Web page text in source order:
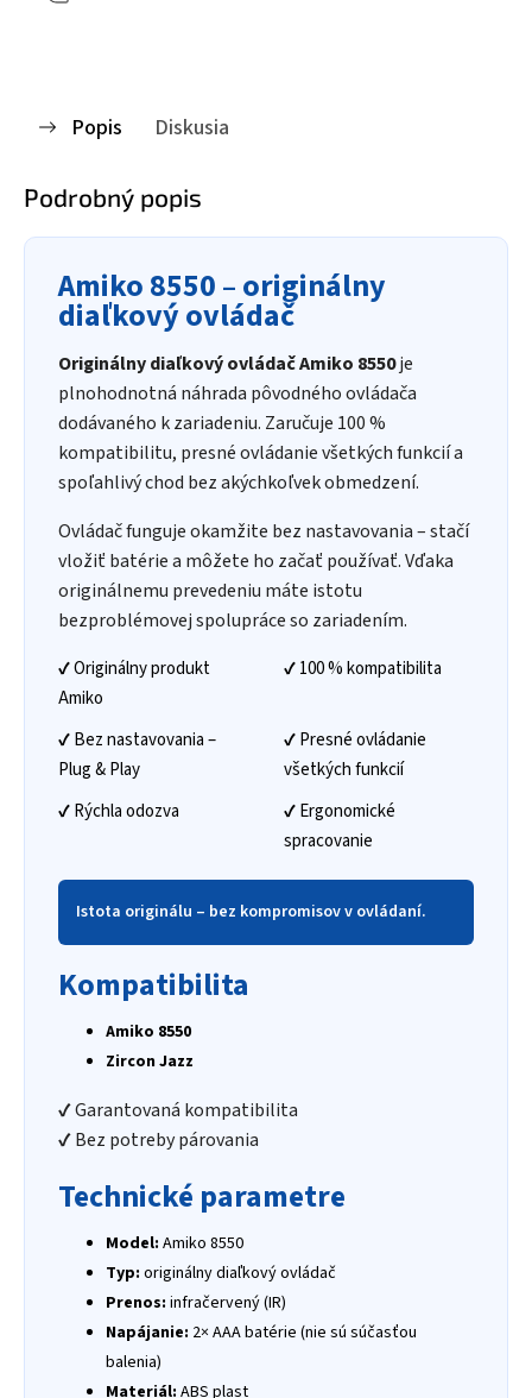
Popis Diskusia
Podrobný popis
Amiko 8550 – originálny
diaľkový ovládač
Originálny diaľkový ovládač Amiko 8550je
plnohodnotná náhrada pôvodného ovládača
dodávaného k zariadeniu. Zaručuje 100 %
kompatibilitu, presné ovládanie všetkých funkcií a
spoľahlivý chod bez akýchkoľvek obmedzení.
Ovládač funguje okamžite bez nastavovania – stačí
vložiť batérie a môžete ho začať používať. Vďaka
originálnemu prevedeniu máte istotu
bezproblémovej spolupráce so zariadením.
✔️ Originálny produkt
Amiko
✔️ 100 % kompatibilita
✔️ Bez nastavovania –
Plug & Play
✔️ Presné ovládanie
všetkých funkcií
✔️ Rýchla odozva
✔️ Ergonomické
spracovanie
Istota originálu – bez kompromisov v ovládaní.
Kompatibilita
Amiko 8550
Zircon Jazz
✔️ Garantovaná kompatibilita
✔️ Bez potreby párovania
Technické parametre
Model: Amiko 8550
Typ: originálny diaľkový ovládač
Prenos: infračervený (IR)
Napájanie: 2× AAA batérie (nie sú súčasťou
balenia)
Materiál: ABS plast